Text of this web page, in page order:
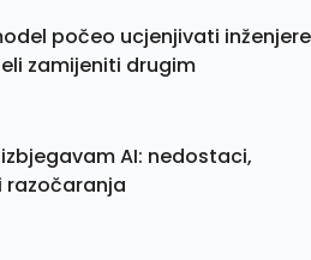
počeo ucjenjivati inženjere
zamijeniti drugim
AI: nedostaci,
razočaranja